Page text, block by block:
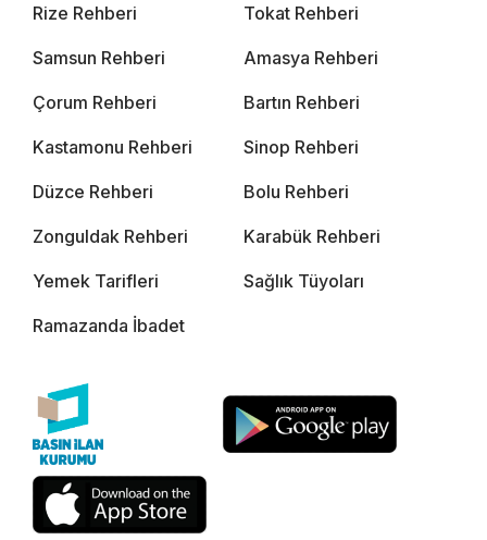
Rize Rehberi Tokat Rehberi
Samsun Rehberi Amasya Rehberi
Çorum Rehberi Bartın Rehberi
Kastamonu Rehberi Sinop Rehberi
Düzce Rehberi Bolu Rehberi
Zonguldak Rehberi Karabük Rehberi
Yemek Tarifleri Sağlık Tüyoları
Ramazanda İbadet